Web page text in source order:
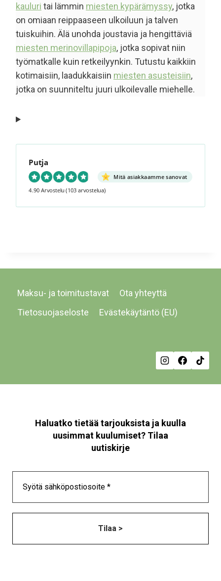
kauluri tai lämmin miesten kypärämyssy, jotka
on omiaan reippaaseen ulkoiluun ja talven
tuiskuihin. Älä unohda joustavia ja hengittäviä
miesten merinovillapipoja, jotka sopivat niin
työmatkalle kuin retkeilyynkin. Tutustu kaikkiin
kotimaisiin, laadukkaisiin miesten asusteisiin,
jotka on suunniteltu juuri ulkoilevalle miehelle.
Putja
Mitä asiakkaamme sanovat
4.90 Arvostelu (103 arvostelua)
Maksu- ja toimitustavat
Ota yhteyttä
Tietosuojaseloste
Evästekäytäntö (EU)
Haluatko tietää tarjouksista ja kuulla
uusimmat kuulumiset? Tilaa
uutiskirje